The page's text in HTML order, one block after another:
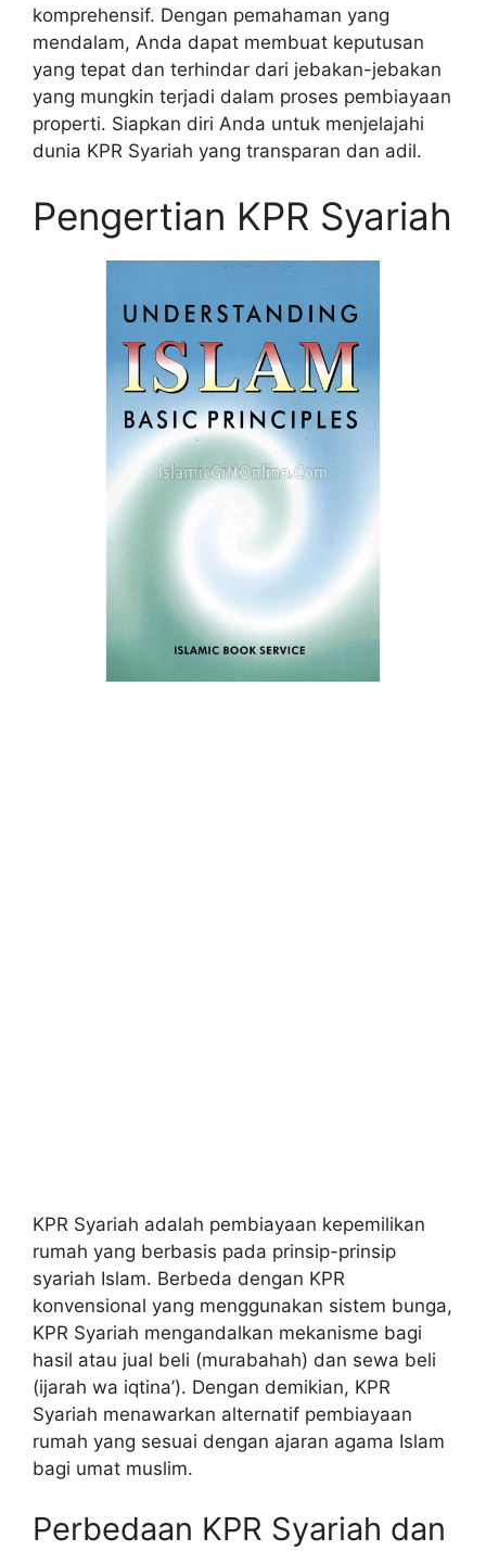
komprehensif. Dengan pemahaman yang
mendalam, Anda dapat membuat keputusan
yang tepat dan terhindar dari jebakan-jebakan
yang mungkin terjadi dalam proses pembiayaan
properti. Siapkan diri Anda untuk menjelajahi
dunia KPR Syariah yang transparan dan adil.
Pengertian KPR Syariah
KPR Syariah adalah pembiayaan kepemilikan
rumah yang berbasis pada prinsip-prinsip
syariah Islam. Berbeda dengan KPR
konvensional yang menggunakan sistem bunga,
KPR Syariah mengandalkan mekanisme bagi
hasil atau jual beli (murabahah) dan sewa beli
(ijarah wa iqtina’). Dengan demikian, KPR
Syariah menawarkan alternatif pembiayaan
rumah yang sesuai dengan ajaran agama Islam
bagi umat muslim.
Perbedaan KPR Syariah dan